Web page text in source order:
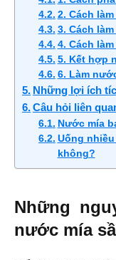
2. Cách
3. Cách
4. Cách
5. Kết hợp
6. Làm
Những lợi ích
Câu hỏi liên
Nước mía
Uống
không?
Những
nước mía